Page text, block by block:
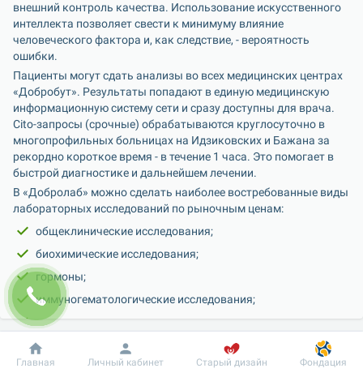
внешний контроль качества. Использование искусственного
интеллекта позволяет свести к минимуму влияние
человеческого фактора и, как следствие, - вероятность
ошибки.
Пациенты могут сдать анализы во всех медицинских центрах
«Добробут». Результаты попадают в единую медицинскую
информационную систему сети и сразу доступны для врача.
Cito-запросы (срочные) обрабатываются круглосуточно в
многопрофильных больницах на Идзиковских и Бажана за
рекордно короткое время - в течение 1 часа. Это помогает в
быстрой диагностике и дальнейшем лечении.
В «Добролаб» можно сделать наиболее востребованные виды
лабораторных исследований по рыночным ценам:
общеклинические исследования;
биохимические исследования;
гормоны;
иммуногематологические исследования;
иммунологические и аутоиммунные исследования;
инфекции.
Добробут Информация Пациенту
Главная Личный кабинет Старый дизайн Фондация